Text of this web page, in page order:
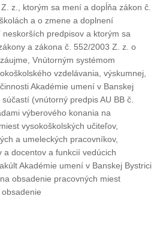
z., ktorým sa mení a dopĺňa zákon č.
a o zmene a doplnení
predpisov a ktorým sa
a zákona č. 552/2003 Z. z. o
Vnútorným systémom
vzdelávania, výskumnej,
Akadémie umení v Banskej
(vnútorný predpis AU BB č.
výberového konania na
vysokoškolských učiteľov,
a umeleckých pracovníkov,
docentov a funkcií vedúcich
Akadémie umení v Banskej Bystrici
obsadenie pracovných miest